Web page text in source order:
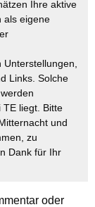
Ihre aktive
als eigene
Links. Solche
TE liegt. Bitte
und
zu
Dank für Ihr
oder